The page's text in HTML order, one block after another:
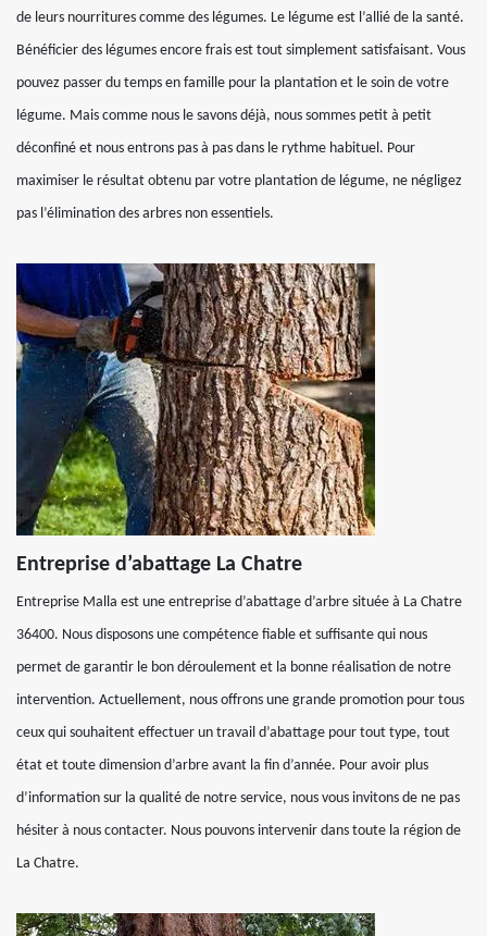
de leurs nourritures comme des légumes. Le légume est l’allié de la santé.
Bénéficier des légumes encore frais est tout simplement satisfaisant. Vous
pouvez passer du temps en famille pour la plantation et le soin de votre
légume. Mais comme nous le savons déjà, nous sommes petit à petit
déconfiné et nous entrons pas à pas dans le rythme habituel. Pour
maximiser le résultat obtenu par votre plantation de légume, ne négligez
pas l’élimination des arbres non essentiels.
Entreprise d’abattage La Chatre
Entreprise Malla est une entreprise d’abattage d’arbre située à La Chatre
36400. Nous disposons une compétence fiable et suffisante qui nous
permet de garantir le bon déroulement et la bonne réalisation de notre
intervention. Actuellement, nous offrons une grande promotion pour tous
ceux qui souhaitent effectuer un travail d’abattage pour tout type, tout
état et toute dimension d’arbre avant la fin d’année. Pour avoir plus
d’information sur la qualité de notre service, nous vous invitons de ne pas
hésiter à nous contacter. Nous pouvons intervenir dans toute la région de
La Chatre.